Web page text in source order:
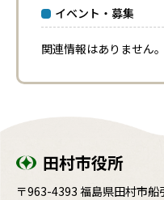
イベント・募集
関連情報はありません。
田村市役所
〒963-4393 福島県田村市